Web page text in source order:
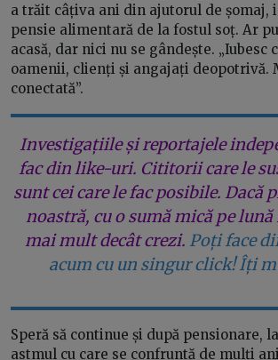
a trăit câțiva ani din ajutorul de șomaj,
pensie alimentară de la fostul soț. Ar
acasă, dar nici nu se gândește. „Iubesc
oamenii, clienți și angajați deopotrivă.
conectată”.
Investigațiile și reportajele
fac din like-uri. Cititorii care le
sunt cei care le fac posibile. Dacă
noastră, cu o sumă mică pe
mai mult decât crezi. Poți face
acum cu un singur click! Îți
Speră să continue și după pensionare,
astmul cu care se confruntă de mulți